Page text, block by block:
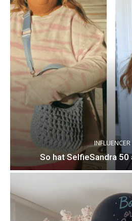
INFLUENCER
So hat SelfieSandra 50